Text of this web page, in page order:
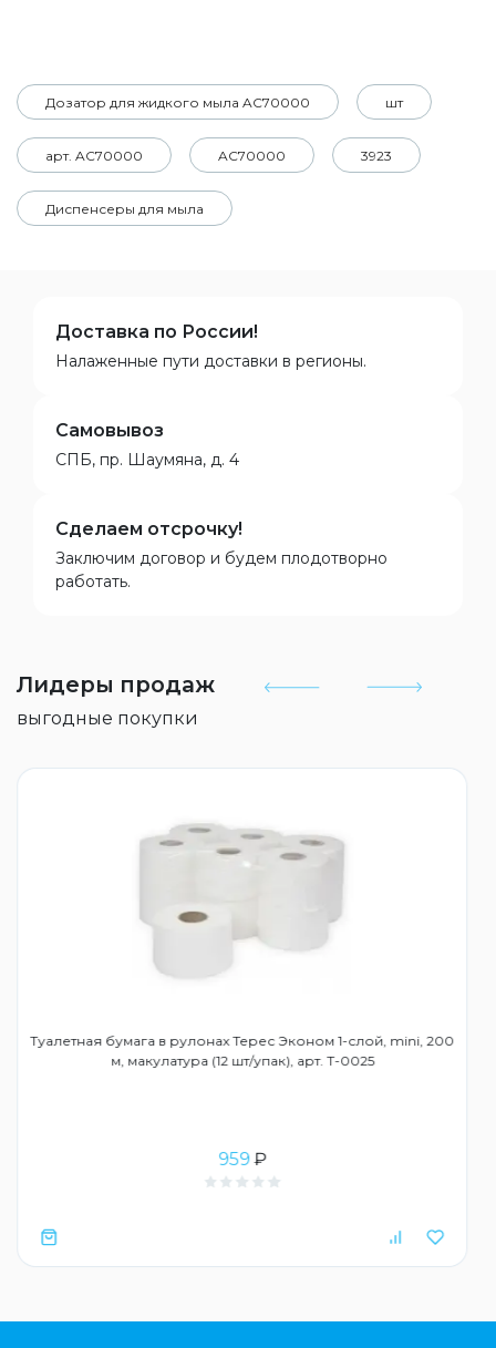
Дозатор для жидкого мыла AC70000 шт
арт. AC70000 AC70000 3923
Диспенсеры для мыла
Доставка по России!
Налаженные пути доставки в регионы.
Самовывоз
СПБ, пр. Шаумяна, д. 4
Сделаем отсрочку!
Заключим договор и будем плодотворно
работать.
Лидеры продаж
выгодные покупки
Туалетная бумага в рулонах Терес Эконом 1-слой, mini, 200
м, макулатура (12 шт/упак), арт. Т-0025
959₽